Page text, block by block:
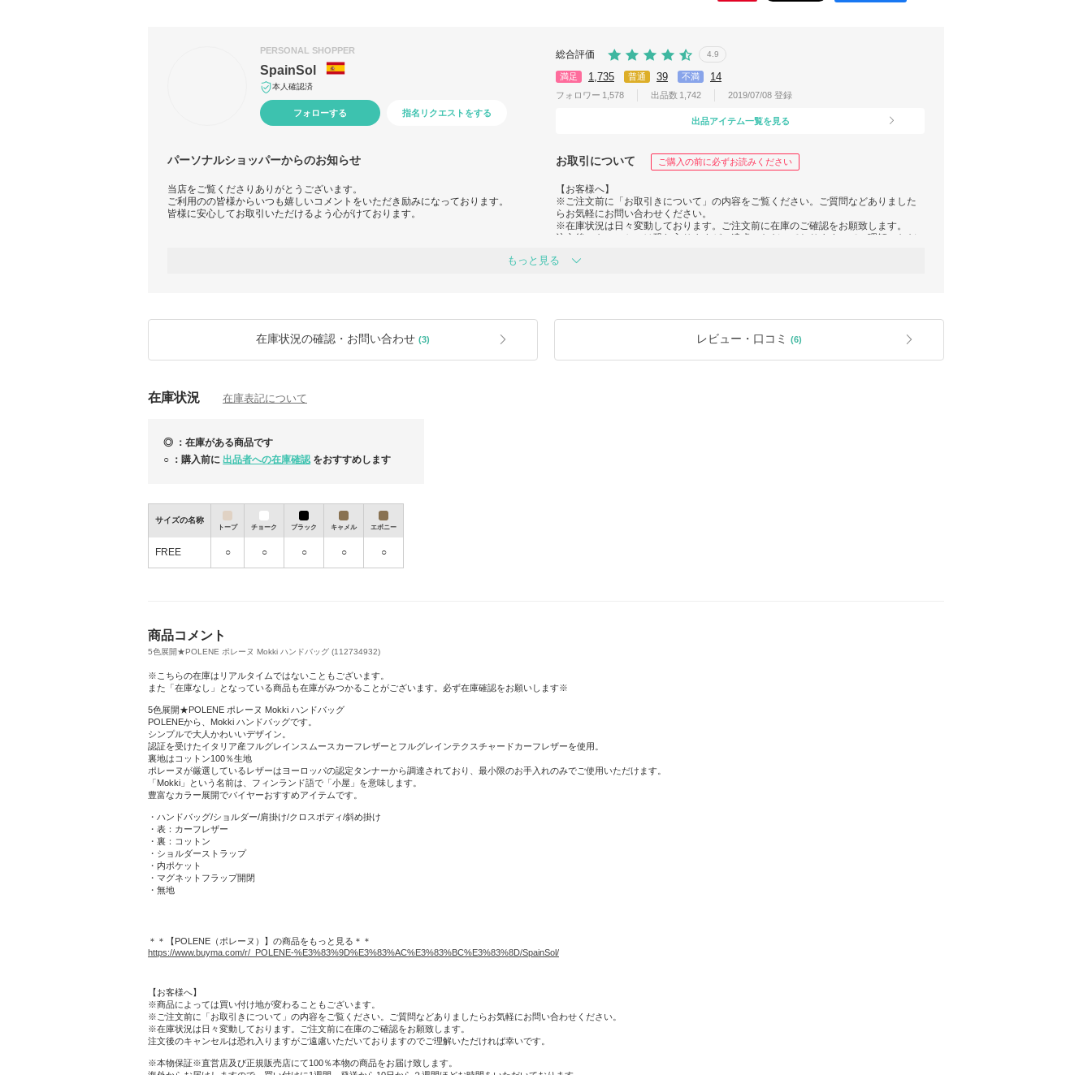
PERSONAL SHOPPER
SpainSol
本人確認済
フォローする 指名リクエストをする
総合評価 4.9
満足 1,735 普通 39 不満 14
フォロワー 1,578 出品数 1,742 2019/07/08 登録
出品アイテム一覧を見る
パーソナルショッパーからのお知らせ お取引について ご購入の前に必ずお読みください
当店をご覧くださりありがとうございます。
ご利用のの皆様からいつも嬉しいコメントをいただき励みになっております。
皆様に安心してお取引いただけるよう心がけております。
郵便局からの発送は可能ですが、遅れが出ているということでございます。
より早く確実なDHL発送もしておりますのでお急ぎの方も安心してご注文いただけ
ご協力宜しくお願い致します 。
【お客様へ】
※ご注文前に「お取引きについて」の内容をご覧ください。ご質問などありました
らお気軽にお問い合わせください。
※在庫状況は日々変動しております。ご注文前に在庫のご確認をお願致します。
注文後のキャンセルは恐れ入りますがご遠慮いただいておりますのでご理解いただ
※関税について※
関税が発生する場合がありますが、Buyma規定によりお客様のご負担となりますこ
関税については下記の説明ページをご覧ください。
タイムセール9/29(月）から10/5(日）迄！是非ご利用
ください！
もっと見る
在庫状況の確認・お問い合わせ (3) レビュー・口コミ (6)
在庫状況 在庫表記について
◎ ：在庫がある商品です
○ ：購入前に 出品者への在庫確認 をおすすめします
サイズの名称
トープ チョーク ブラック キャメル エボニー
FREE ○ ○ ○ ○ ○
商品コメント
5色展開★POLENE ポレーヌ Mokki ハンドバッグ (112734932)
※こちらの在庫はリアルタイムではないこともございます。
また「在庫なし」となっている商品も在庫がみつかることがございます。必ず在庫確認をお願いします※
5色展開★POLENE ポレーヌ Mokki ハンドバッグ
POLENEから、Mokki ハンドバッグです。
シンプルで大人かわいいデザイン。
認証を受けたイタリア産フルグレインスムースカーフレザーとフルグレインテクスチャードカーフレザーを使用。
裏地はコットン100％生地
ポレーヌが厳選しているレザーはヨーロッパの認定タンナーから調達されており、最小限のお手入れのみでご使用いただけます。
「Mokki」という名前は、フィンランド語で「小屋」を意味します。
豊富なカラー展開でバイヤーおすすめアイテムです。
・ハンドバッグ/ショルダー/肩掛け/クロスボディ/斜め掛け
・表：カーフレザー
・裏：コットン
・ショルダーストラップ
・内ポケット
・マグネットフラップ開閉
・無地
＊＊【POLENE（ポレーヌ）】の商品をもっと見る＊＊
https://www.buyma.com/r/_POLENE-%E3%83%9D%E3%83%AC%E3%83%BC%E3%83%8D/SpainSol/
【お客様へ】
※商品によっては買い付け地が変わることもございます。
※ご注文前に「お取引きについて」の内容をご覧ください。ご質問などありましたらお気軽にお問い合わせください。
※在庫状況は日々変動しております。ご注文前に在庫のご確認をお願致します。
注文後のキャンセルは恐れ入りますがご遠慮いただいておりますのでご理解いただければ幸いです。
※本物保証※直営店及び正規販売店にて100％本物の商品をお届け致します。